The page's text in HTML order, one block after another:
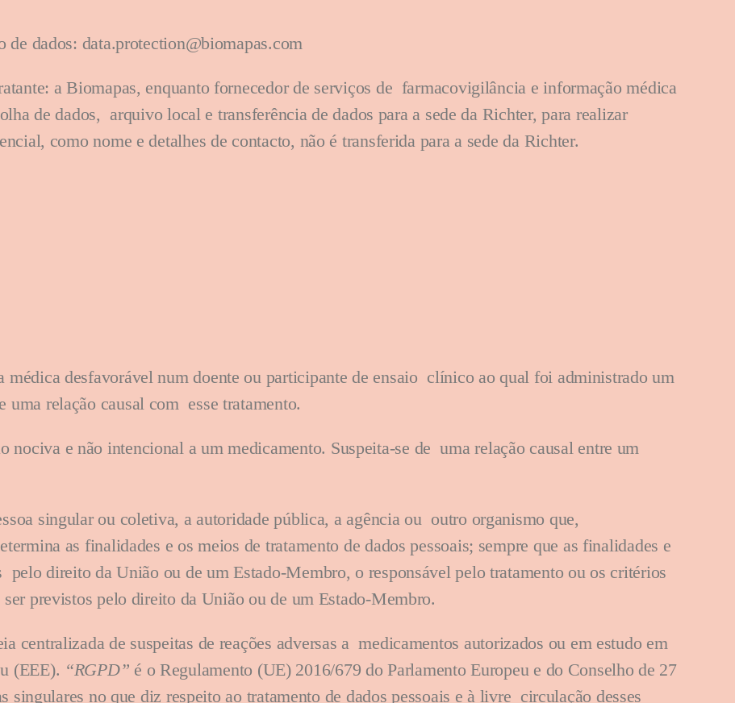
de dados: data.protection@biomapas.com
a Biomapas, enquanto fornecedor de serviços de farmacovigilância e informação médica
de dados, arquivo local e transferência de dados para a sede da Richter, para realizar
como nome e detalhes de contacto, não é transferida para a sede da Richter.
médica desfavorável num doente ou participante de ensaio clínico ao qual foi administrado um
uma relação causal com esse tratamento.
nociva e não intencional a um medicamento. Suspeita-se de uma relação causal entre um
singular ou coletiva, a autoridade pública, a agência ou outro organismo que,
as finalidades e os meios de tratamento de dados pessoais; sempre que as finalidades e
pelo direito da União ou de um Estado-Membro, o responsável pelo tratamento ou os critérios
previstos pelo direito da União ou de um Estado-Membro.
centralizada de suspeitas de reações adversas a medicamentos autorizados ou em estudo em
(EEE). “RGPD” é o Regulamento (UE) 2016/679 do Parlamento Europeu e do Conselho de 27
singulares no que diz respeito ao tratamento de dados pessoais e à livre circulação desses